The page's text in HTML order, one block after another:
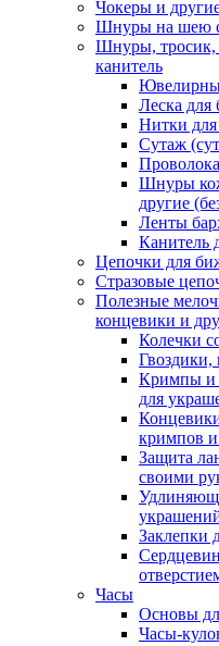
Чокеры и
Шнуры на шею
Шнуры, тросик,
канитель
Леска для
Нитки
Сутаж
Шнуры
другие
Ленты
Канитель
Цепочки для
Стразовые
Полезные
концевики и
Колечки
Кримпы и
для
кримпов и
Защита
своими
Заклепки
Часы
Основы
Часы-